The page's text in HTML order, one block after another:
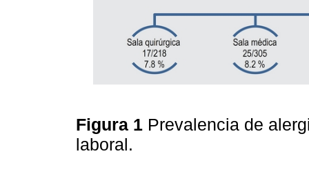
Figura 1 Prevalencia de
laboral.